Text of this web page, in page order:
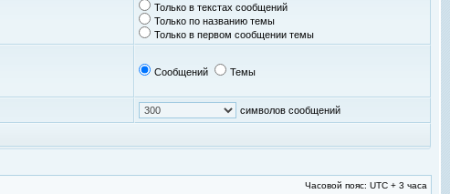
Только в текстах сообщений
Только по названию темы
Только в первом сообщении темы
Сообщений Темы
символов сообщений
Часовой пояс: UTC + 3 часа